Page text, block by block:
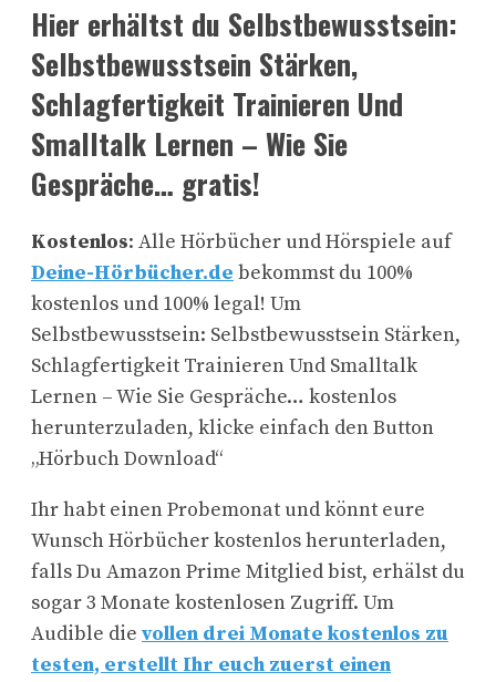
Hier erhältst du Selbstbewusstsein:
Selbstbewusstsein Stärken,
Schlagfertigkeit Trainieren Und
Smalltalk Lernen – Wie Sie
Gespräche… gratis!
Kostenlos: Alle Hörbücher und Hörspiele auf
Deine-Hörbücher.de bekommst du 100%
kostenlos und 100% legal! Um
Selbstbewusstsein: Selbstbewusstsein Stärken,
Schlagfertigkeit Trainieren Und Smalltalk
Lernen – Wie Sie Gespräche… kostenlos
herunterzuladen, klicke einfach den Button
„Hörbuch Download“
Ihr habt einen Probemonat und könnt eure
Wunsch Hörbücher kostenlos herunterladen,
falls Du Amazon Prime Mitglied bist, erhälst du
sogar 3 Monate kostenlosen Zugriff. Um
Audible die vollen drei Monate kostenlos zu
testen, erstellt Ihr euch zuerst einen